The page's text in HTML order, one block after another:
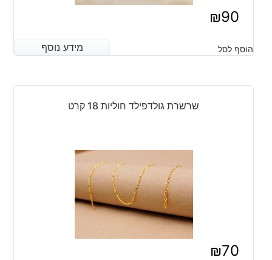
₪90
מידע נוסף הוסף לסל מידע נוסף
שרשרת גולדפילד חוליות 18 קרט
₪70